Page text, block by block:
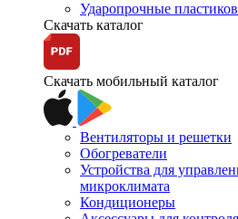
Ударопрочные
Скачать каталог
Скачать мобильный каталог
Вентиляторы и решетки
Обогреватели
Устройства для
микроклимата
Кондиционеры